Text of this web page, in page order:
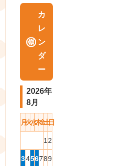
カ
レ
ン
ダ
ー
2026年
8月
月火水木金土日
1 2
3456789